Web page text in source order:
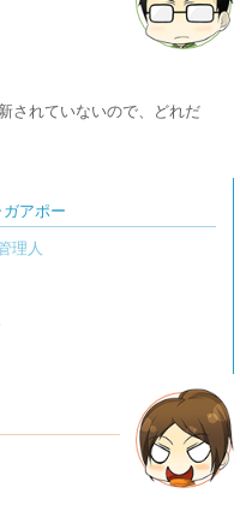
されていないので、どれだ
ガアポー